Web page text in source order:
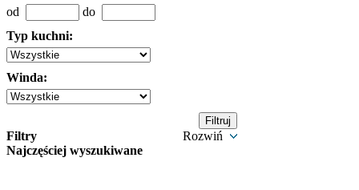
od
do
Typ kuchni:
Winda:
Filtry
Rozwiń
Najczęściej wyszukiwane